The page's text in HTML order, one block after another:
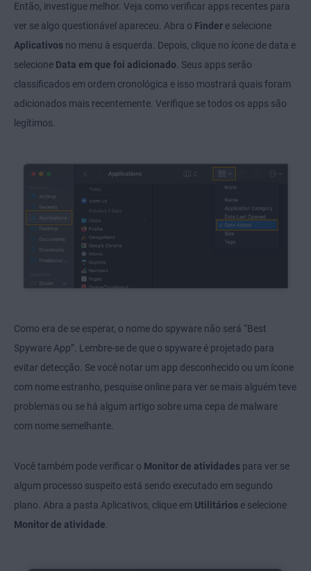
Então, investigue melhor. Veja como verificar apps recentes para
ver se algo questionável apareceu. Abra o Finder e selecione
Aplicativos no menu à esquerda. Depois, clique no ícone de data e
selecione Data em que foi adicionado. Seus apps serão
classificados em ordem cronológica e isso mostrará quais foram
adicionados mais recentemente. Verifique se todos os apps são
legítimos.
Como era de se esperar, o nome do spyware não será “Best
Spyware App”. Lembre-se de que o spyware é projetado para
evitar detecção. Se você notar um app desconhecido ou um ícone
com nome estranho, pesquise online para ver se mais alguém teve
problemas ou se há algum artigo sobre uma cepa de malware
com nome semelhante.
Você também pode verificar o Monitor de atividades para ver se
algum processo suspeito está sendo executado em segundo
plano. Abra a pasta Aplicativos, clique em Utilitários e selecione
Monitor de atividade